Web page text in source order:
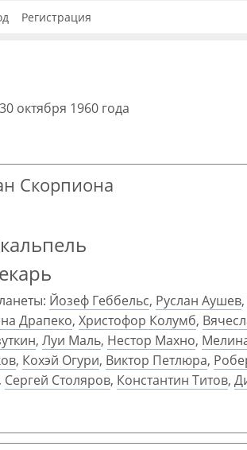
Регистрация
октября 1960 года
Скорпиона
Йозеф Геббельс, Руслан Аушев,
Драпеко, Христофор Колумб,
, Луи Маль, Нестор Махно,
, Кохэй Огури, Виктор Петлюра,
, Сергей Столяров, Константин Титов,